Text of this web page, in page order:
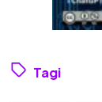
Tagi